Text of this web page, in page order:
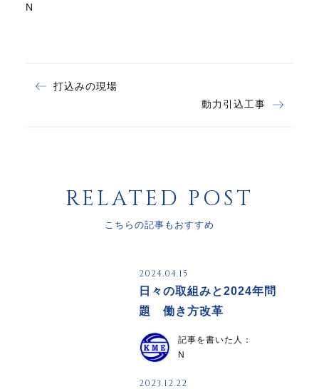
N
打込みの現場
動力引込工事
RELATED POST
こちらの記事もおすすめ
2024.04.15
日々の取組みと2024年問
題 働き方改革
記事を書いた人：
N
2023.12.22